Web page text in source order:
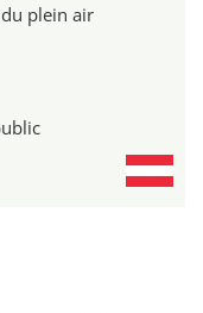
plein air